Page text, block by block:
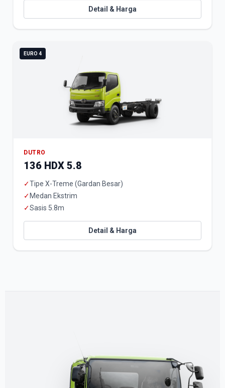
Detail & Harga
EURO 4
DUTRO
136 HDX 5.8
✓Tipe X-Treme (Gardan Besar)
✓ Medan Ekstrim
✓Sasis 5.8m
Detail & Harga